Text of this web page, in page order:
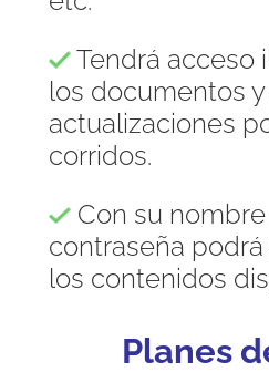
Tendrá acceso
los documentos y
actualizaciones
corridos.
Con su nombre
contraseña
los contenidos
Planes